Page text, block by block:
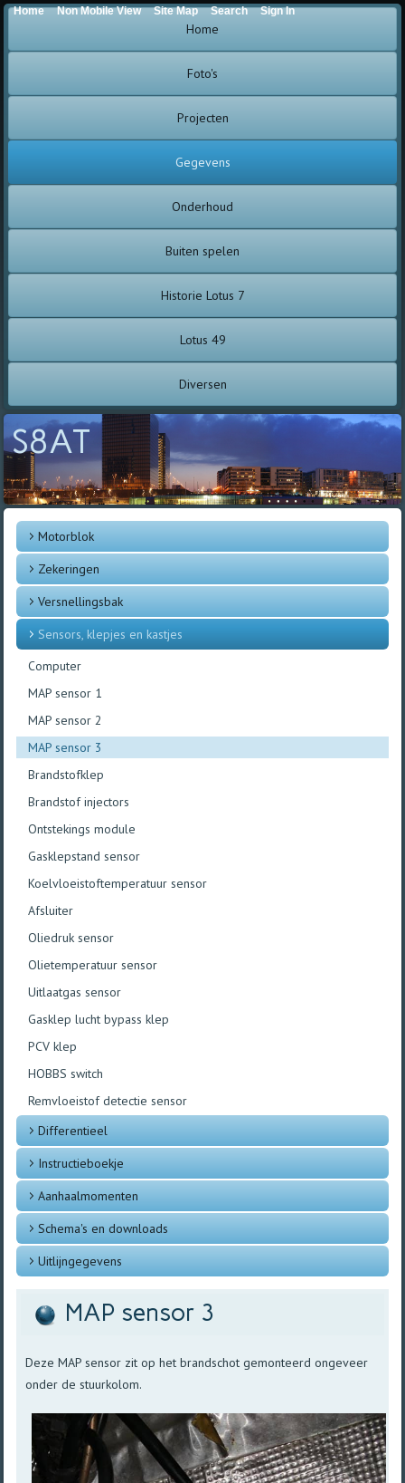
Home
Foto's
Projecten
Gegevens
Onderhoud
Buiten spelen
Historie Lotus 7
Lotus 49
Diversen
S8AT
Motorblok
Zekeringen
Versnellingsbak
Sensors, klepjes en kastjes
Computer
MAP sensor 1
MAP sensor 2
MAP sensor 3
Brandstofklep
Brandstof injectors
Ontstekings module
Gasklepstand sensor
Koelvloeistoftemperatuur sensor
Afsluiter
Oliedruk sensor
Olietemperatuur sensor
Uitlaatgas sensor
Gasklep lucht bypass klep
PCV klep
HOBBS switch
Remvloeistof detectie sensor
Differentieel
Instructieboekje
Aanhaalmomenten
Schema's en downloads
Uitlijngegevens
MAP sensor 3
Deze MAP sensor zit op het brandschot gemonteerd ongeveer
onder de stuurkolom.
Home Non Mobile View Site Map Search Sign In